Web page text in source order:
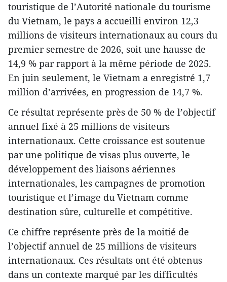
touristique de l’Autorité nationale du tourisme
du Vietnam, le pays a accueilli environ 12,3
millions de visiteurs internationaux au cours du
premier semestre de 2026, soit une hausse de
14,9 % par rapport à la même période de 2025.
En juin seulement, le Vietnam a enregistré 1,7
million d’arrivées, en progression de 14,7 %.
Ce résultat représente près de 50 % de l’objectif
annuel fixé à 25 millions de visiteurs
internationaux. Cette croissance est soutenue
par une politique de visas plus ouverte, le
développement des liaisons aériennes
internationales, les campagnes de promotion
touristique et l’image du Vietnam comme
destination sûre, culturelle et compétitive.
Ce chiffre représente près de la moitié de
l’objectif annuel de 25 millions de visiteurs
internationaux. Ces résultats ont été obtenus
dans un contexte marqué par les difficultés